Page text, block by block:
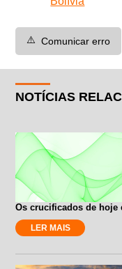
⚠️ Comunicar erro
NOTÍCIAS
Os crucificados de hoje
LER MAIS